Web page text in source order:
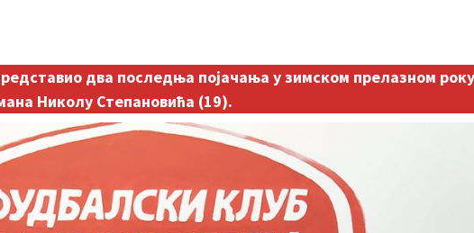
два последња појачања у зимском прелазном
Николу Степановића (19).